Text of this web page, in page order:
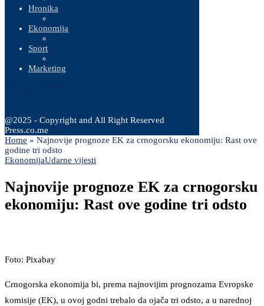
Hronika
Ekonomija
Sport
Marketing
@2025 - Copyright and All Right Reserved
Press.co.me
Home » Najnovije prognoze EK za crnogorsku ekonomiju: Rast ove
godine tri odsto
EkonomijaUdarne vijesti
Najnovije prognoze EK za crnogorsku
ekonomiju: Rast ove godine tri odsto
Foto: Pixabay
Crnogorska ekonomija bi, prema najnovijim prognozama Evropske
komisije (EK), u ovoj godni trebalo da ojača tri odsto, a u narednoj